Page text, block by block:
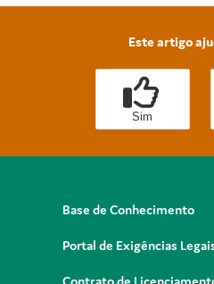
Este artigo
Sim
Base de Conhecimento
Portal de Exigências